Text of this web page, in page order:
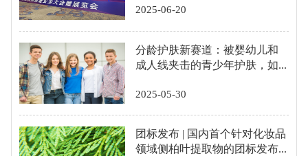
2025-06-20
分龄护肤新赛道：被婴幼儿和
成人线夹击的青少年护肤，如...
2025-05-30
团标发布 | 国内首个针对化妆品
领域侧柏叶提取物的团标发布...